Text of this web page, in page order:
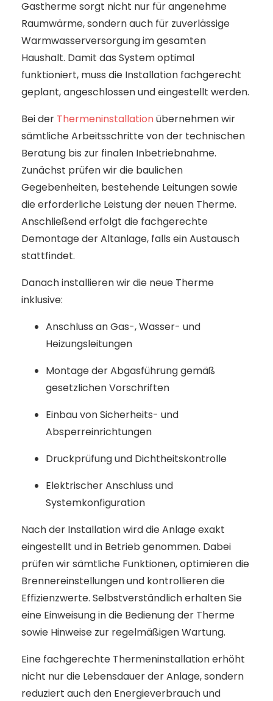
Gastherme sorgt nicht nur für angenehme
Raumwärme, sondern auch für zuverlässige
Warmwasserversorgung im gesamten
Haushalt. Damit das System optimal
funktioniert, muss die Installation fachgerecht
geplant, angeschlossen und eingestellt werden.
Bei der Thermeninstallationübernehmen wir
sämtliche Arbeitsschritte von der technischen
Beratung bis zur finalen Inbetriebnahme.
Zunächst prüfen wir die baulichen
Gegebenheiten, bestehende Leitungen sowie
die erforderliche Leistung der neuen Therme.
Anschließend erfolgt die fachgerechte
Demontage der Altanlage, falls ein Austausch
stattfindet.
Danach installieren wir die neue Therme
inklusive:
Anschluss an Gas-, Wasser- und
Heizungsleitungen
Montage der Abgasführung gemäß
gesetzlichen Vorschriften
Einbau von Sicherheits- und
Absperreinrichtungen
Druckprüfung und Dichtheitskontrolle
Elektrischer Anschluss und
Systemkonfiguration
Nach der Installation wird die Anlage exakt
eingestellt und in Betrieb genommen. Dabei
prüfen wir sämtliche Funktionen, optimieren die
Brennereinstellungen und kontrollieren die
Effizienzwerte. Selbstverständlich erhalten Sie
eine Einweisung in die Bedienung der Therme
sowie Hinweise zur regelmäßigen Wartung.
Eine fachgerechte Thermeninstallation erhöht
nicht nur die Lebensdauer der Anlage, sondern
reduziert auch den Energieverbrauch und